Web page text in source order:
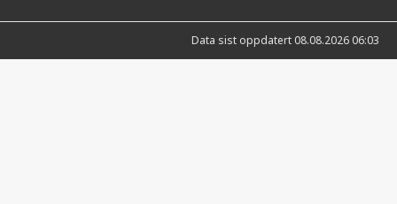
Data sist oppdatert 08.08.2026 06:03